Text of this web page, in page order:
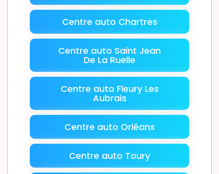
Centre auto Chartres
Centre auto Saint Jean
De La Ruelle
Centre auto Fleury Les
Aubrais
Centre auto Orléans
Centre auto Toury